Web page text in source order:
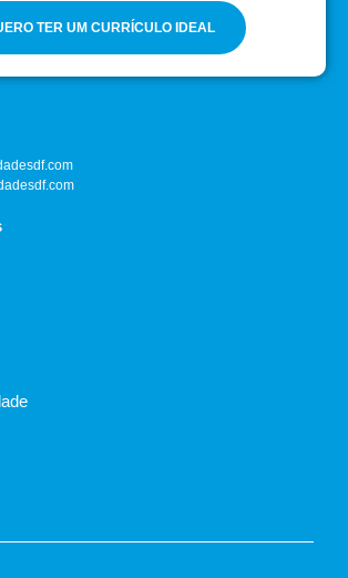
TER UM CURRÍCULO IDEAL